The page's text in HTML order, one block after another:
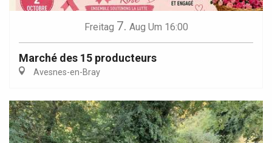
Freitag 7. Aug Um 16:00
Marché des 15 producteurs
Avesnes-en-Bray